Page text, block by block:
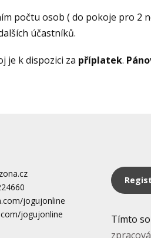
počtu osob ( do pokoje pro 2
účastníků.
je k dispozici za příplatek.
jogujonline
jogujonline
Tímto